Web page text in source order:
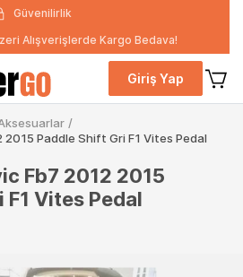
Güvenilirlik
Alışverişlerde Kargo Bedava!
Giriş Yap
/
2015 Paddle Shift Gri F1 Vites Pedal
Fb7 2012 2015
Vites Pedal